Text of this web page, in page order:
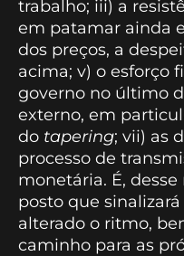
trabalho; iii) a
em patamar ainda
dos preços, a
acima; v) o esforço
governo no último
externo, em
do tapering; vii) as
processo de
monetária. É,
posto que
alterado o ritmo,
caminho para as